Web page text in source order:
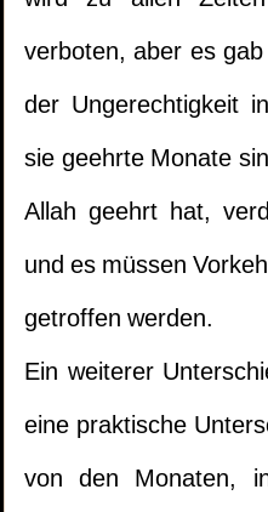
verboten, aber es
der Ungerechtigkeit
sie geehrte Monate
Allah geehrt hat,
und es müssen
getroffen werden.
Ein weiterer
eine praktische
von den Monaten,